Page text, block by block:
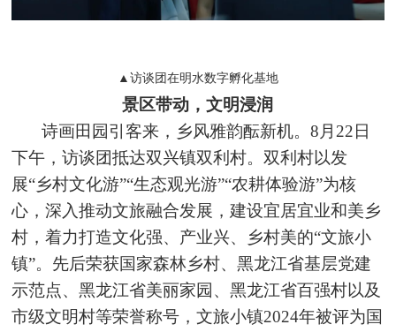
▲访谈团在明水数字孵化基地
景区带动，文明浸润
诗画田园引客来，乡风雅韵酝新机。8月22日
下午，访谈团抵达双兴镇双利村。双利村以发
展“乡村文化游”“生态观光游”“农耕体验游”为核
心，深入推动文旅融合发展，建设宜居宜业和美乡
村，着力打造文化强、产业兴、乡村美的“文旅小
镇”。先后荣获国家森林乡村、黑龙江省基层党建
示范点、黑龙江省美丽家园、黑龙江省百强村以及
市级文明村等荣誉称号，文旅小镇2024年被评为国